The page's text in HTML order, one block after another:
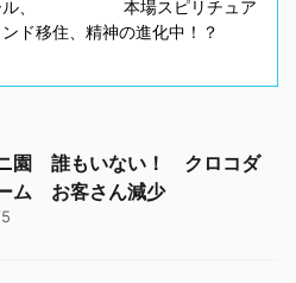
ール、 本場スピリチュア
ド移住、精神の進化中！？
園 誰もいない！ クロコダ
ム お客さん減少